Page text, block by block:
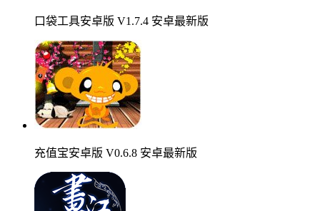
口袋工具安卓版 V1.7.4 安卓最新版
充值宝安卓版 V0.6.8 安卓最新版